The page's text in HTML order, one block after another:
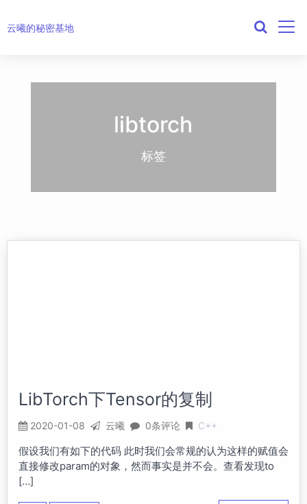
云曦的秘密基地
libtorch
标签
LibTorch下Tensor的复制
2020-01-08 云曦 0条评论 C++
假设我们有如下的代码 此时我们会常规的认为这样的赋值会
直接修改param的对象，然而事实是并不会。查看发现to
[…]